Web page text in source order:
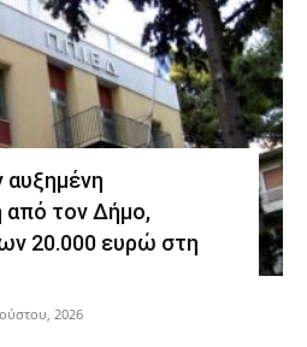
αυξημένη
από τον Δήμο,
20.000 ευρώ στη
2026